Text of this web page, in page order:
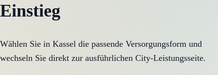
Einstieg
Wählen Sie in Kassel die passende Versorgungsform und
wechseln Sie direkt zur ausführlichen City-Leistungsseite.